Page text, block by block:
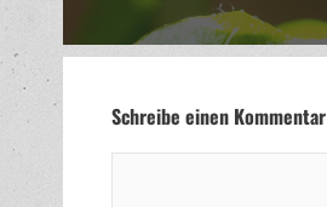
Schreibe einen Kommentar